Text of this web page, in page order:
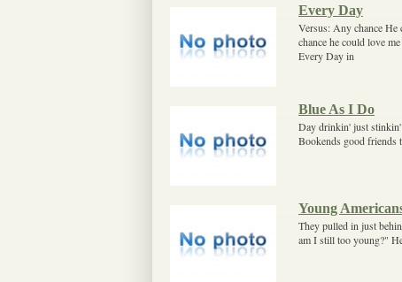
Every Day
Versus: Any chance
chance he could love
Every Day in
Blue As I Do
Day drinkin' just
Bookends good friends
Young
They pulled in just
am I still too young?"